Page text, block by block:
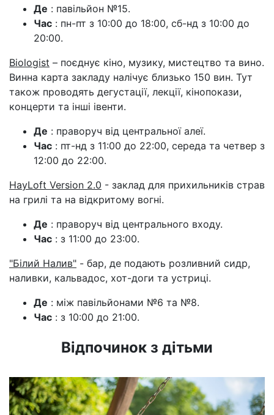
Де : павільйон №15.
Час : пн-пт з 10:00 до 18:00, сб-нд з 10:00 до
20:00.
Biologist – поєднує кіно, музику, мистецтво та вино.
Винна карта закладу налічує близько 150 вин. Тут
також проводять дегустації, лекції, кінопокази,
концерти та інші івенти.
Де : праворуч від центральної алеї.
Час : пт-нд з 11:00 до 22:00, середа та четвер з
12:00 до 22:00.
HayLoft Version 2.0 - заклад для прихильників страв
на грилі та на відкритому вогні.
Де : праворуч від центрального входу.
Час : з 11:00 до 23:00.
"Білий Налив" - бар, де подають розливний сидр,
наливки, кальвадос, хот-доги та устриці.
Де : між павільйонами №6 та №8.
Час : з 10:00 до 21:00.
Відпочинок з дітьми